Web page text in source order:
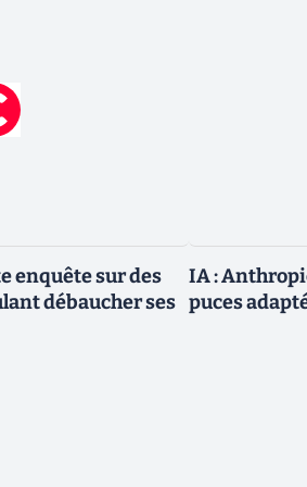
enquête sur des
débaucher ses
IA :
puces